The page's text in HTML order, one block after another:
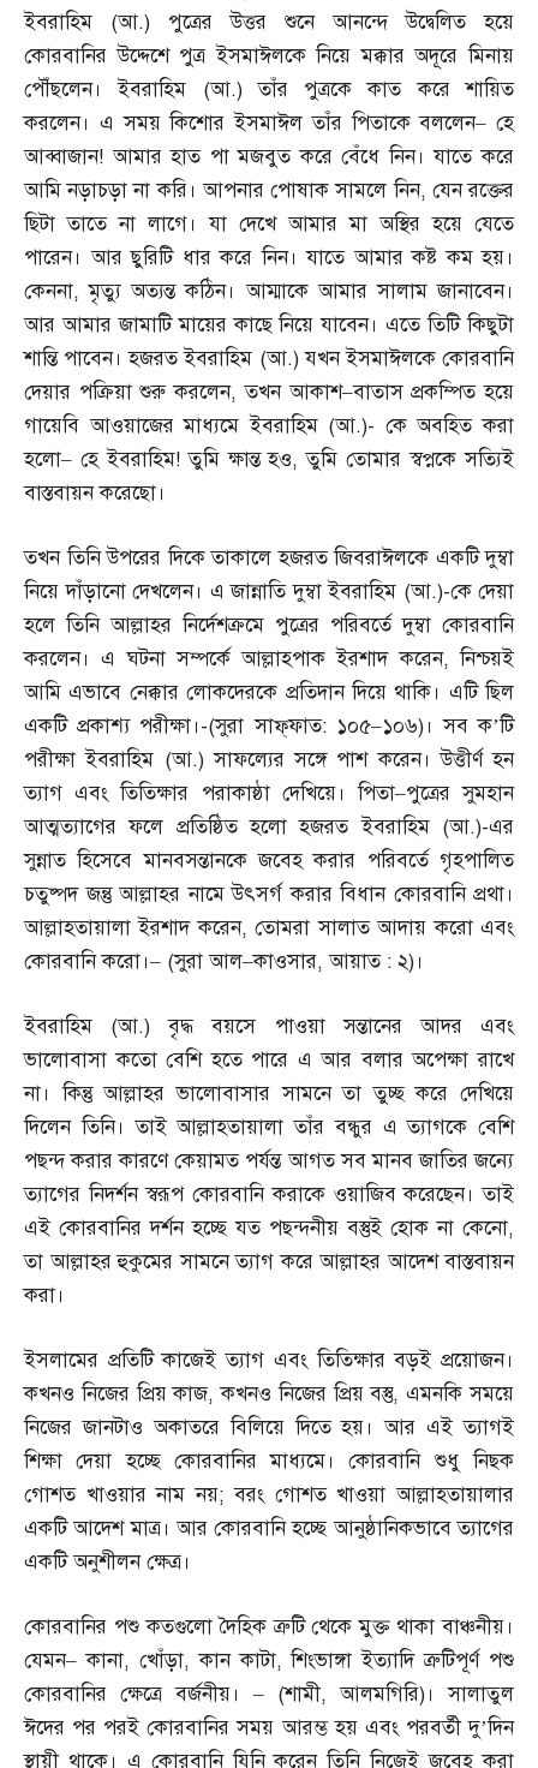
ইবরাহিম (আ.) পুত্রের উত্তর শুনে আনন্দে উদ্বেলিত হয়ে
কোরবানির উদ্দেশে পুত্র ইসমাঈলকে নিয়ে মক্কার অদূরে মিনায়
পৌঁছলেন। ইবরাহিম (আ.)তাঁর পুত্রকে কাত করে শায়িত
করলেন। এ সময় কিশোর ইসমাঈল তাঁর পিতাকে বললেন– হে
আব্বাজান!আমার হাত পা মজবুত করে বেঁধে নিন। যাতে করে
আমি নড়াচড়া না করি। আপনার পোষাক সামলে নিন, যেন রক্তের
ছিটা তাতে না লাগে। যা দেখে আমার মা অস্থির হয়ে যেতে
পারেন। আর ছুরিটি ধার করে নিন। যাতে আমার কষ্ট কম হয়।
কেননা,মৃত্যু অত্যন্ত কঠিন। আম্মাকে আমার সালাম জানাবেন।
আর আমার জামাটি মায়ের কাছে নিয়ে যাবেন। এতে তিটি কিছুটা
শান্তি পাবেন। হজরত ইবরাহিম (আ.)যখন ইসমাঈলকে কোরবানি
দেয়ার পক্রিয়া শুরু করলেন,তখন আকাশ–বাতাস প্রকম্পিত হয়ে
গায়েবি আওয়াজের মাধ্যমে ইবরাহিম (আ.)- কে অবহিত করা
হলো– হে ইবরাহিম!তুমি ক্ষান্ত হও,তুমি তোমার স্বপ্নকে সত্যিই
বাস্তবায়ন করেছো।
তখন তিনি উপরের দিকে তাকালে হজরত জিবরাঈলকে একটি দুম্বা
নিয়ে দাঁড়ানো দেখলেন। এ জান্নাতি দুম্বা ইবরাহিম (আ.)-কে দেয়া
হলে তিনি আল্লাহর নির্দেশক্রমে পুত্রের পরিবর্তে দুম্বা কোরবানি
করলেন। এ ঘটনা সম্পর্কে আল্লাহপাক ইরশাদ করেন,নিশ্চয়ই
আমি এভাবে নেক্কার লোকদেরকে প্রতিদান দিয়ে থাকি। এটি ছিল
একটি প্রকাশ্য পরীক্ষা।-(সুরা সাফ্‌ফাত: ১০৫–১০৬)। সব ক’টি
পরীক্ষা ইবরাহিম (আ.)সাফল্যের সঙ্গে পাশ করেন। উত্তীর্ণ হন
ত্যাগ এবং তিতিক্ষার পরাকাষ্ঠা দেখিয়ে। পিতা–পুত্রের সুমহান
আত্মত্যাগের ফলে প্রতিষ্ঠিত হলো হজরত ইবরাহিম (আ.)-এর
সুন্নাত হিসেবে মানবসন্তানকে জবেহ করার পরিবর্তে গৃহপালিত
চতুষ্পদ জন্তু আল্লাহর নামে উৎসর্গ করার বিধান কোরবানি প্রথা।
আল্লাহতায়ালা ইরশাদ করেন,তোমরা সালাত আদায় করো এবং
কোরবানি করো।– (সুরা আল–কাওসার,আয়াত : ২)।
ইবরাহিম (আ.)বৃদ্ধ বয়সে পাওয়া সন্তানের আদর এবং
ভালোবাসা কতো বেশি হতে পারে এ আর বলার অপেক্ষা রাখে
না। কিন্তু আল্লাহর ভালোবাসার সামনে তা তুচ্ছ করে দেখিয়ে
দিলেন তিনি। তাই আল্লাহতায়ালা তাঁর বন্ধুর এ ত্যাগকে বেশি
পছন্দ করার কারণে কেয়ামত পর্যন্ত আগত সব মানব জাতির জন্যে
ত্যাগের নিদর্শন স্বরূপ কোরবানি করাকে ওয়াজিব করেছেন। তাই
এই কোরবানির দর্শন হচ্ছে যত পছন্দনীয় বস্তুই হোক না কেনো,
তা আল্লাহর হুকুমের সামনে ত্যাগ করে আল্লাহর আদেশ বাস্তবায়ন
করা।
ইসলামের প্রতিটি কাজেই ত্যাগ এবং তিতিক্ষার বড়ই প্রয়োজন।
কখনও নিজের প্রিয় কাজ,কখনও নিজের প্রিয় বস্তু,এমনকি সময়ে
নিজের জানটাও অকাতরে বিলিয়ে দিতে হয়। আর এই ত্যাগই
শিক্ষা দেয়া হচ্ছে কোরবানির মাধ্যমে। কোরবানি শুধু নিছক
গোশত খাওয়ার নাম নয়;বরং গোশত খাওয়া আল্লাহতায়ালার
একটি আদেশ মাত্র। আর কোরবানি হচ্ছে আনুষ্ঠানিকভাবে ত্যাগের
একটি অনুশীলন ক্ষেত্র।
কোরবানির পশু কতগুলো দৈহিক ত্রুটি থেকে মুক্ত থাকা বাঞ্চনীয়।
যেমন–কানা, খোঁড়া,কান কাটা,শিংভাঙ্গা ইত্যাদি ত্রুটিপূর্ণ পশু
কোরবানির ক্ষেত্রে বর্জনীয়। – (শামী,আলমগিরি)। সালাতুল
ঈদের পর পরই কোরবানির সময় আরম্ভ হয় এবং পরবর্তী দু’দিন
স্থায়ী থাকে। এ কোরবানি যিনি করেন তিনি নিজেই জবেহ করা